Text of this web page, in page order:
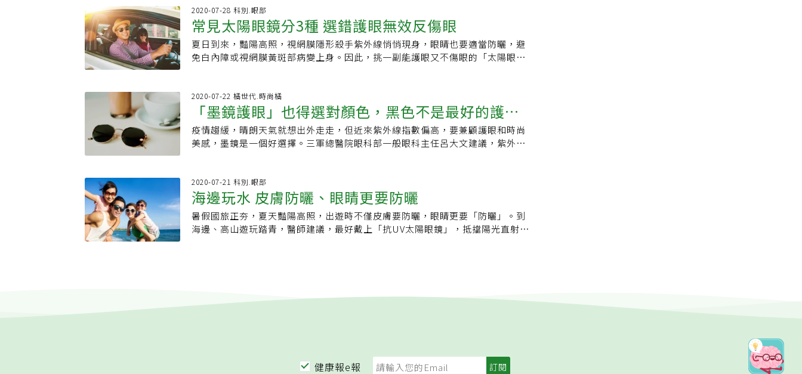
以讓變色鏡片也對可見光有反應而變深色，但卻因為要對可見光作出反應，因此
無可避免就會吸收了部份可見光，所以即使是在光線較弱的環境裡也不能透明。
第四、「變色鏡片」的變色能力是會隨著時間而減弱，而通常是在3年後就消失
了。所以，如果您認為「變色鏡片」的這些缺點沒有比它的優點（攜帶方便）來
得重要，而價格也能接受，那就無妨試試。至於馬博士問的「在戶外是否就可不
CONS OF TRANSITION/PHOTOCHROMIC LENSES.（光致變色玻璃的優缺
點）Photochromic Glass（光致變色玻璃）Differences in the optical
properties of photochromic lenses between cold and warm
temperatures（冷暖溫度下光致變色鏡片光學特性的差異）原文：變色眼鏡優缺
點責任編輯：辜子桓
量挑有品牌、經檢驗合格、附有保證卡較有保障。
的量，減少藍光傷害，最好的方法就是做好眼睛的防曬工作，並在生活中使用防
藍光的防護品，例如抗藍光的螢幕保護貼和抗藍光眼鏡。抗藍光的眼鏡有染色式
鏡片和鍍膜式鏡片兩種，染色式是用染劑改變鏡片的顏色，依顏色深淺有不同的
遮光率，最高藍光阻絕率可達60%～70%，但是鏡片顏色深，可能影響視線。鍍
膜式是在鏡片塗一層反射光膜，將部分藍光過濾掉，遮光率只有10%～20%，雖
包括：工研院、SGS、Intertek及CNS標檢局等。至於市面上常見的手機、電腦
螢幕保護貼，雖然也有抗藍光的效果，但是貼膜後螢幕亮度會降低，反而讓眼睛
看得更吃力、更容易疲勞，建議還是減少觀看螢幕的時間，更能有效保護眼睛。
事實上，想要保護眼睛遠離藍光的傷害，最實際的做法還是避免長時間、近距離
家長為了保護孩童視力，會幫小朋友選購LED護眼檯燈，它強調的護眼功能在於
低眩光（減少閱讀時的反光效果）、不閃爍（LED燈採直流電，沒有傳統燈泡的
閃爍問題），但是藍光問題呢？一般認為，LED燈的發光光源雖屬藍光，但因使
用時並非直視LED燈源，因此不用太過擔心，不過仍建議在選購時，挑選通過
CNS標檢局「光生物安全性」測試的護眼檯燈，或是自行換上檢驗合格的LED燈
以戴上太陽眼鏡可以保護眼睛周圍皮膚及眼睛。太陽眼鏡選擇標有“UV吸收高達
400 nm”或“符合 ANSI UV 要求”的標示，表示眼鏡可阻擋至少99%的紫外
線。６、避免使用日曬機：日曬機會發出UVA，通常也會發出UVB射線。UVA和
UVB都會造成長期的皮膚損傷，並可能導致皮膚癌。 【更多KingNet國家網路醫
睛吸收紫外線過量，眼睛就會負荷不了，進而導致眼睛受到傷害，容易發生白內
障、黃斑部病變、光傷害角膜病變等眼疾。要保護眼睛避免強光紫外線傷害，許
粹剛建議，上午10點到下午3點，是太陽最大、紫外線最強的時段，應減少外出，
但必要外出時，一定要戴太陽眼鏡來預防眼睛過度曝曬。尤其可以選擇較具包覆
以上紫外線的鏡片，不僅濾光效果要好，透光率也要顧及。鏡片的顏色選擇，建
議以黑色、灰色、茶色或墨綠色較佳，濾光及護眼效果都不錯。藍色鏡片的太陽
眼鏡則要避免戴，會阻隔藍光、吸光而傷眼。欲選購太陽眼鏡的人，許粹剛建
議，應試戴看看鏡片及鏡框的感覺，鏡片的濾光性、透光性及保護力是否能接
受，鏡框的舒適度一定要夠，瞳孔距離、鼻墊高度等都必須考慮。可要求業者以
速變色的「變色眼鏡」，會隨光線強弱改變顏色深淺。許粹剛認為，不能全然取
代太陽眼鏡，而是要看使用者的用途而定。一般戶外短時間的抗強光、紫外線都
足以應付，但若在大太陽下長時間活動曝曬，它的防曬保護效果就顯得有些不
足，建議應選戴包覆性更佳的戶外型太陽眼鏡，才能達到該有的防曬效果。此
長時間近距離使用手機等3C產品，都會加速視網膜的感光細胞老化程度，造成黃
地點4. 戶外工作者5. 開車族(資料來源／許粹剛 製表／黃妙雲)
視度數加深，呂宜玲建議，用眼距離應維持在30公分以上，每30分鐘休息10分
鐘，要避免在光線不足處用眼，保護黃斑部。至於3C產品的使用，應該要有限
制，2歲以下兒童不要使用，使用30分鐘就應稍作休息。除了良好的用眼習慣，兒
童的眼睛仍在發育，呂宜玲提醒，應定期至眼科診所追蹤，務必將一年近視增加
度數控制在50度內；有些醫師開立散瞳劑，希望可改善假性近視，此時可能導致
2020-07-28 科別.眼部
常見太陽眼鏡分3種 選錯護眼無效反傷眼
夏日到來，豔陽高照，視網膜隱形殺手紫外線悄悄現身，眼睛也要適當防曬，避
免白內障或視網膜黃斑部病變上身。因此，挑一副能護眼又不傷眼的「太陽眼
去的視野邊緣似乎有彩虹光，旁邊的擋風玻璃或眼前側邊路面都有五彩顏色，影
響駕駛視線。原先猜想可能是這副眼鏡劣質，上網搜尋才知問題出在這副太陽眼
鏡使用偏光鏡，車窗玻璃也具有偏光特性，因此產生彩虹光的現象。常見三種太
陽眼鏡鏡片台北市立聯合醫院中興院區院長、眼科專任主治醫師蔡景耀表示，太
陽眼鏡的鏡片常見有染色的抗UV鏡片、感光的變色鏡片與偏光鏡片等三種。染色
可讓較大量的光線被反射，可過濾較大量的陽光。黃色鏡片可增加黃斑部敏感
度，有助看清遠方目標，有時為射箭、射槍比賽者選用，開車時也能看得較清
楚，但眼睛容易累，因此要視個人能否適應。「切記要選擇經認證、有抗UV功能
的鏡片」。感光變色鏡片 變色需花時間鏡片因為混入鹵化銀，在光線較弱的室內
玻璃貼膜同時具有偏光特性，可能會強化產生分光效果，導致視野角落會出現彩
擇偏光鏡片、有度數的鏡片或整體呈弧形的鏡片。蔡景耀強調，陽光中紫外線帶
2020-07-22 橘世代.時尚橘
「墨鏡護眼」也得選對顏色，黑色不是最好的護眼
鏡片
疫情趨緩，晴朗天氣就想出外走走，但近來紫外線指數偏高，要兼顧護眼和時尚
美感，墨鏡是一個好選擇。三軍總醫院眼科部一般眼科主任呂大文建議，紫外線
線，卻會使瞳孔放大，加重紫外線和藍光眼睛的傷害。呂大文表示，可見光當中
包含很多種顏色的光，有紅橙黃綠藍靛紫，其中對眼睛影響最大的是紫外線，其
次是藍光。如果眼睛沒有防曬，紫外線穿過水晶體的時候被吸收，長期累積會產
生白內障，另外眼睛若長期暴露於藍光，則會導致黃斑部病變。呂大文提醒，一
般人都知道要遠離紫外線，但其實避掉紫外線之後，藍光會被加強，藍光的屏蔽
優先，比較不會傷害眼睛。呂大文表示，玩具式的墨鏡並非光學鏡片，而是色素
這時如果沒有做好眼睛的防護，可能導致畏光、流淚、異物感、睜不開眼、視力
2020-07-21 科別.眼部
海邊玩水 皮膚防曬、眼睛更要防曬
暑假國旅正夯，夏天豔陽高照，出遊時不僅皮膚要防曬，眼睛更要「防曬」。到
海邊、高山遊玩踏青，醫師建議，最好戴上「抗UV太陽眼鏡」，抵擋陽光直射或
可能影響視力。開業眼科醫師李怡萱表示，強光性角膜炎最常見於長時間待在海
邊、雪地活動的民眾，因為海水和雪地會將光線集中反射，若是未戴太陽眼鏡，
過大或是位於眼睛中間，就可能影響視力。有些民眾眼睛痛，會直接到藥局購買
健康報e報